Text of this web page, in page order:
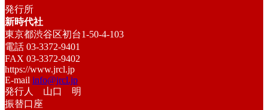
発行所
新時代社
東京都渋谷区初台1-50-4-103
電話 03-3372-9401
FAX 03-3372-9402
https://www.jrcl.jp
E-mail info@jrcl.jp
発行人 山口 明
振替口座